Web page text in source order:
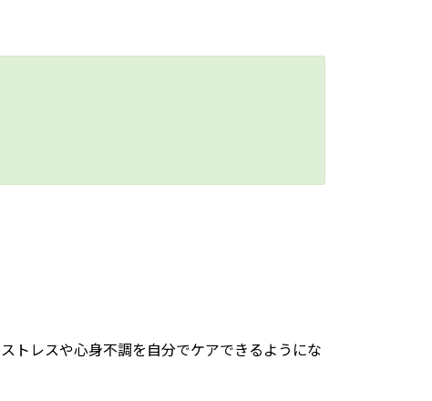
トレスや心身不調を自分でケアできるようにな